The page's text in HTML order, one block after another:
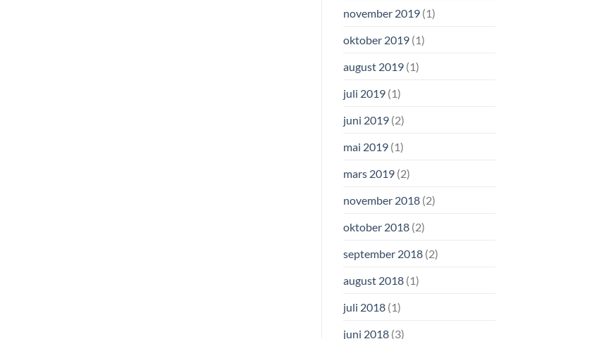
november 2019(1)
oktober 2019(1)
august 2019(1)
juli 2019(1)
juni 2019(2)
mai 2019(1)
mars 2019(2)
november 2018(2)
oktober 2018(2)
september 2018(2)
august 2018(1)
juli 2018(1)
juni 2018(3)